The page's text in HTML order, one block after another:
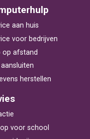
aan huis
voor bedrijven
op afstand
aansluiten
herstellen
voor school